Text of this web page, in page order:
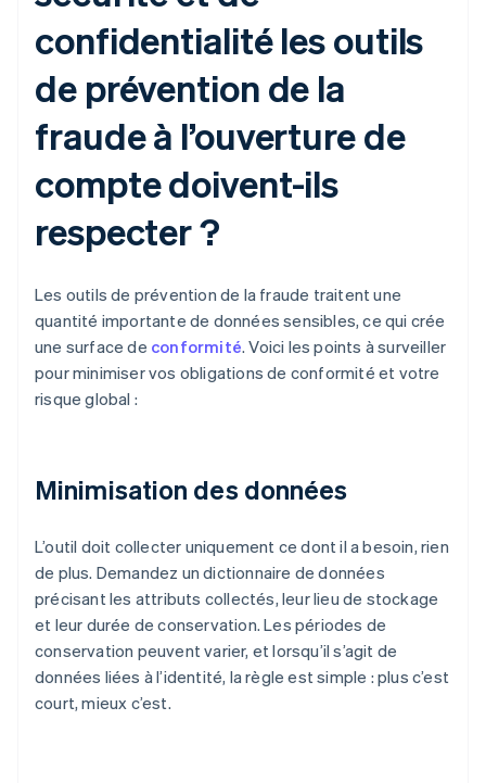
confidentialité les outils
de prévention de la
fraude à l’ouverture de
compte doivent-ils
respecter ?
Les outils de prévention de la fraude traitent une
quantité importante de données sensibles, ce qui crée
une surface de conformité. Voici les points à surveiller
pour minimiser vos obligations de conformité et votre
risque global :
Minimisation des données
L’outil doit collecter uniquement ce dont il a besoin, rien
de plus. Demandez un dictionnaire de données
précisant les attributs collectés, leur lieu de stockage
et leur durée de conservation. Les périodes de
conservation peuvent varier, et lorsqu’il s’agit de
données liées à l’identité, la règle est simple : plus c’est
court, mieux c’est.